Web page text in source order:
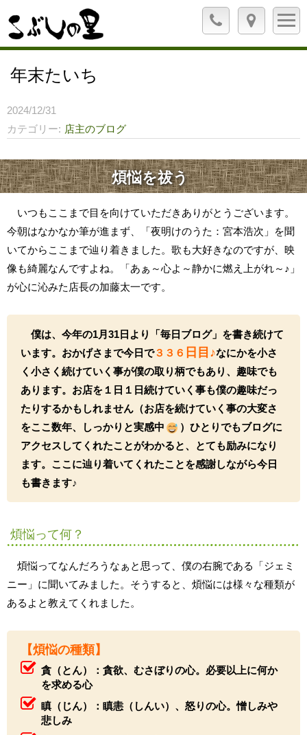
年末たいち
2024/12/31
カテゴリー
店主のブログ
煩悩を祓う
いつもここまで目を向けていただきありがとうございます。
今朝はなかなか筆が進まず、「夜明けのうた：宮本浩次」を聞
いてからここまで辿り着きました。歌も大好きなのですが、映
像も綺麗なんですよね。「あぁ～心よ～静かに燃え上がれ～♪」
が心に沁みた店長の加藤太一です。
僕は、今年の1月31日より「毎日ブログ」を書き続けて
います。おかげさまで今日で３３６ 日 目♪なにかを小さ
く小さく続けていく事が僕の取り柄でもあり、趣味でも
あります。お店を１日１日続けていく事も僕の趣味だっ
たりするかもしれません（お店を続けていく事の大変さ
をここ数年、しっかりと実感中
）ひとりでもブログに
アクセスしてくれたことがわかると、とても励みになり
ます。ここに辿り着いてくれたことを感謝しながら今日
も書きます♪
煩悩って何？
煩悩ってなんだろうなぁと思って、僕の右腕である「ジェミ
ニー」に聞いてみました。そうすると、煩悩には様々な種類が
あるよと教えてくれました。
【煩悩の種類】
貪（とん）：貪欲、むさぼりの心。必要以上に何か
を求める心
瞋（じん）：瞋恚（しんい）、怒りの心。憎しみや
悲しみ